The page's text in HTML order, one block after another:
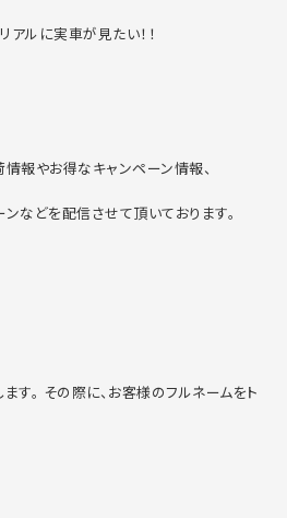
アルに実車が見たい！！
報やお得なキャンペーン情報、
などを配信させて頂いております。
す。 その際に、お客様のフルネームをト